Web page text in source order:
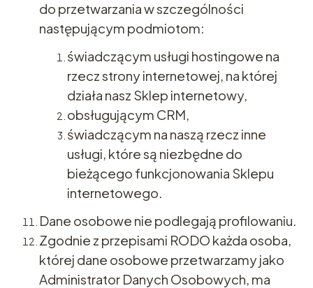
do przetwarzania w szczególności
następującym podmiotom:
świadczącym usługi hostingowe na
rzecz strony internetowej, na której
działa nasz Sklep internetowy,
obsługującym CRM,
świadczącym na naszą rzecz inne
usługi, które są niezbędne do
bieżącego funkcjonowania Sklepu
internetowego.
Dane osobowe nie podlegają profilowaniu.
Zgodnie z przepisami RODO każda osoba,
której dane osobowe przetwarzamy jako
Administrator Danych Osobowych, ma